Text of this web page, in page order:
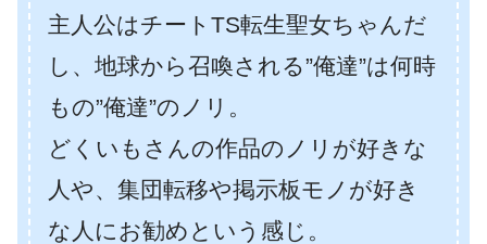
主人公はチートTS転生聖女ちゃんだ
し、地球から召喚される”俺達”は何時
もの”俺達”のノリ。
どくいもさんの作品のノリが好きな
人や、集団転移や掲示板モノが好き
な人にお勧めという感じ。